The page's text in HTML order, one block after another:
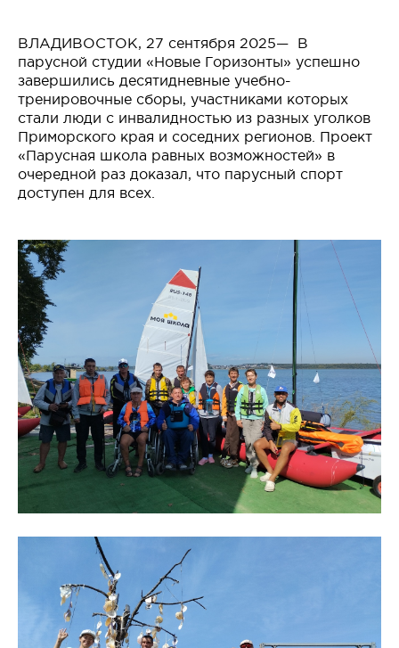
ВЛАДИВОСТОК, 27 сентября 2025— В
парусной студии «Новые Горизонты» успешно
завершились десятидневные учебно-
тренировочные сборы, участниками которых
стали люди с инвалидностью из разных уголков
Приморского края и соседних регионов. Проект
«Парусная школа равных возможностей» в
очередной раз доказал, что парусный спорт
доступен для всех.